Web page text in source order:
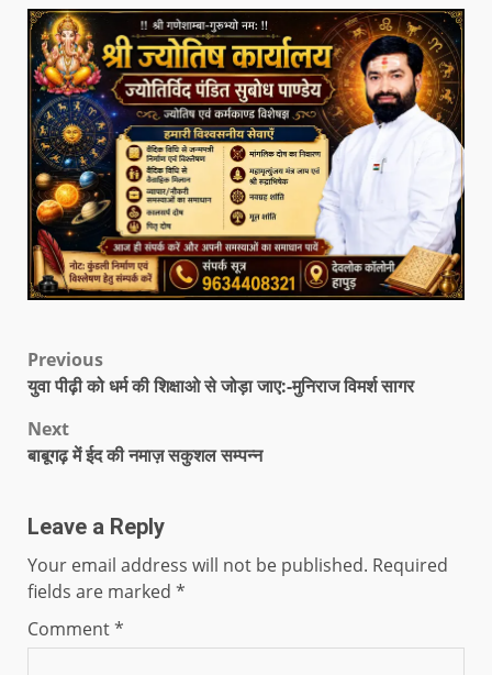
Previous
युवा पीढ़ी को धर्म की शिक्षाओ से जोड़ा जाए:-मुनिराज विमर्श सागर
Next
बाबूगढ़ में ईद की नमाज़ सकुशल सम्पन्न
Leave a Reply
Your email address will not be published. Required
fields are marked *
Comment*